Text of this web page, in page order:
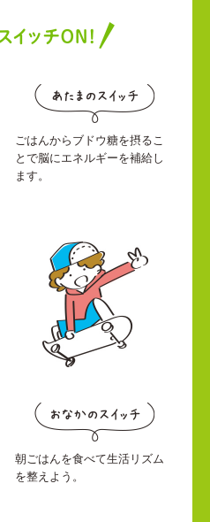
ごはんからブドウ糖を摂るこ
とで脳にエネルギーを補給し
ます。
朝ごはんを食べて生活リズム
を整えよう。